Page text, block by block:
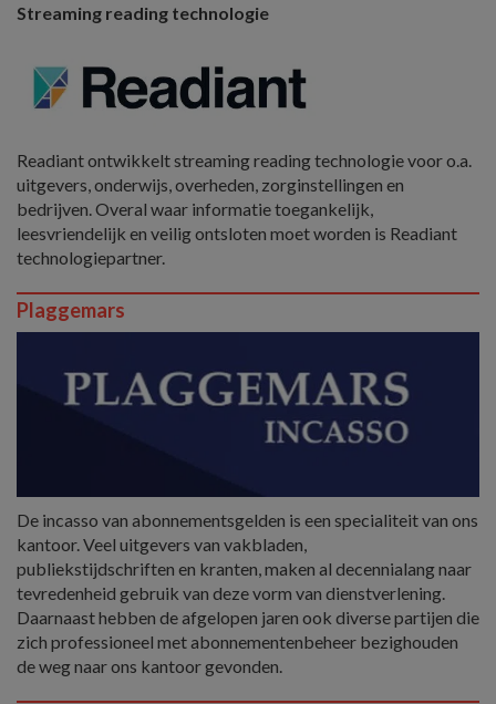
Streaming reading technologie
Readiant ontwikkelt streaming reading technologie voor o.a.
uitgevers, onderwijs, overheden, zorginstellingen en
bedrijven. Overal waar informatie toegankelijk,
leesvriendelijk en veilig ontsloten moet worden is Readiant
technologiepartner.
Plaggemars
De incasso van abonnementsgelden is een specialiteit van ons
kantoor. Veel uitgevers van vakbladen,
publiekstijdschriften en kranten, maken al decennialang naar
tevredenheid gebruik van deze vorm van dienstverlening.
Daarnaast hebben de afgelopen jaren ook diverse partijen die
zich professioneel met abonnementenbeheer bezighouden
de weg naar ons kantoor gevonden.